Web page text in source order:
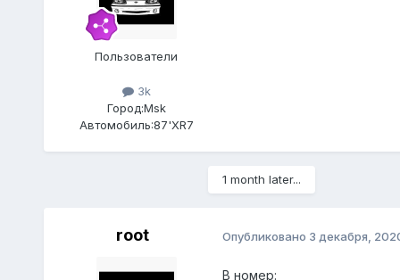
Пользователи
3k
Город:Msk
Автомобиль:87'XR7
1 month later...
root Опубликовано 3 декабря,
В номер: